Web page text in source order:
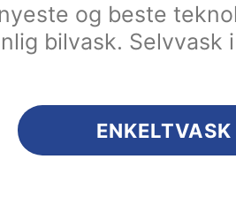
og beste
bilvask. Selvvask
ENKELTVASK